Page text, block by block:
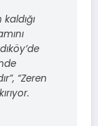
“Zeren